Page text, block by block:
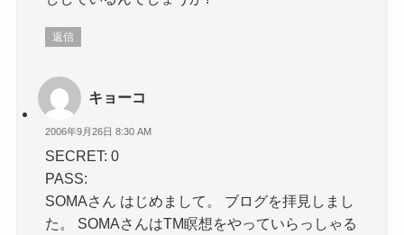
返信
キョーコ
2006年9月26日 8:30 AM
SECRET: 0
PASS:
SOMAさん はじめまして。 ブログを拝見しまし
た。 SOMAさんはTM瞑想をやっていらっしゃる